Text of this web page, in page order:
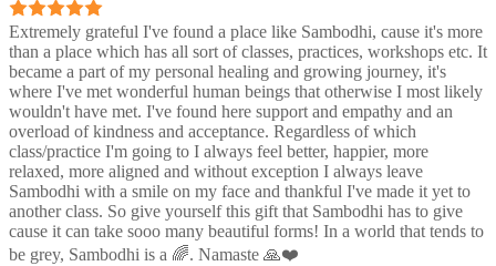
Extremely grateful I've found a place like Sambodhi, cause it's more
than a place which has all sort of classes, practices, workshops etc. It
became a part of my personal healing and growing journey, it's
where I've met wonderful human beings that otherwise I most likely
wouldn't have met. I've found here support and empathy and an
overload of kindness and acceptance. Regardless of which
class/practice I'm going to I always feel better, happier, more
relaxed, more aligned and without exception I always leave
Sambodhi with a smile on my face and thankful I've made it yet to
another class. So give yourself this gift that Sambodhi has to give
cause it can take sooo many beautiful forms! In a world that tends to
be grey, Sambodhi is a 🌈. Namaste 🙏❤️